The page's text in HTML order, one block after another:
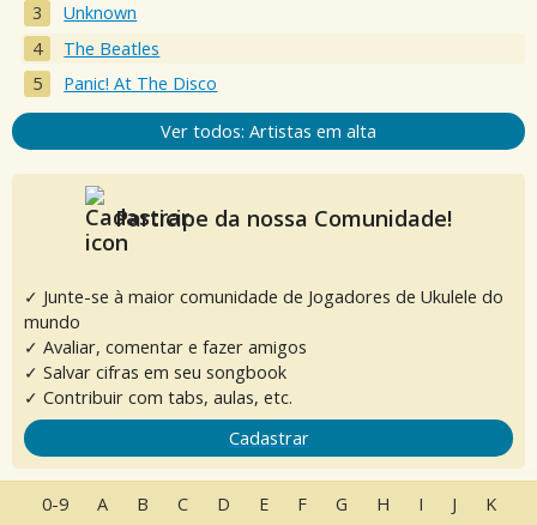
Unknown
The Beatles
Panic! At The Disco
Ver todos: Artistas em alta
Participe da nossa Comunidade!
✓ Junte-se à maior comunidade de Jogadores de Ukulele do
mundo
✓ Avaliar, comentar e fazer amigos
✓ Salvar cifras em seu songbook
✓ Contribuir com tabs, aulas, etc.
Cadastrar
0-9 A B C D E F G H I J K